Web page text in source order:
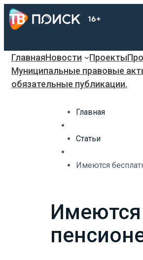
ГлавнаяНовости Проекты
Муниципальные правовые
обязательные публикации.
Главная
Статьи
Имеются
Имеются